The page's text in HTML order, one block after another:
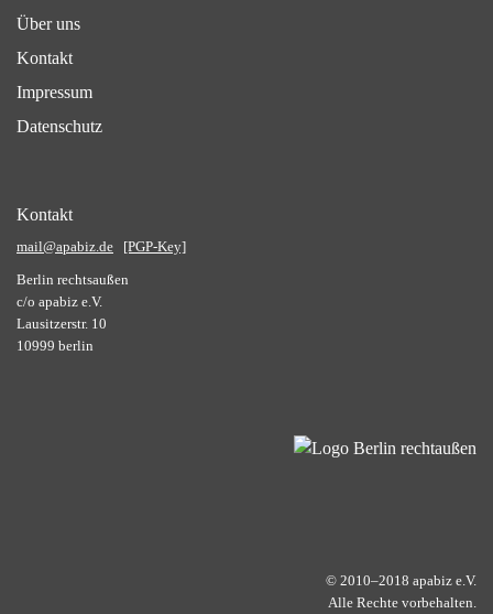
Über uns
Kontakt
Impressum
Datenschutz
Kontakt
mail@apabiz.de [PGP-Key]
Berlin rechtsaußen
c/o apabiz e.V.
Lausitzerstr. 10
10999 berlin
© 2010–2018 apabiz e.V.
Alle Rechte vorbehalten.